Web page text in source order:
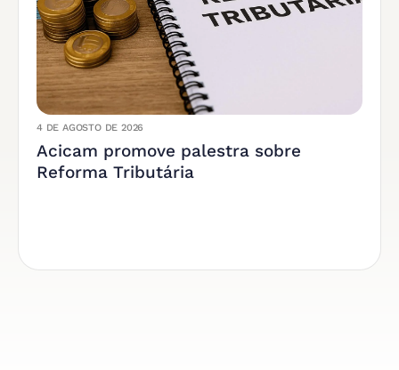
4 DE AGOSTO DE 2026
Acicam promove palestra sobre
Reforma Tributária